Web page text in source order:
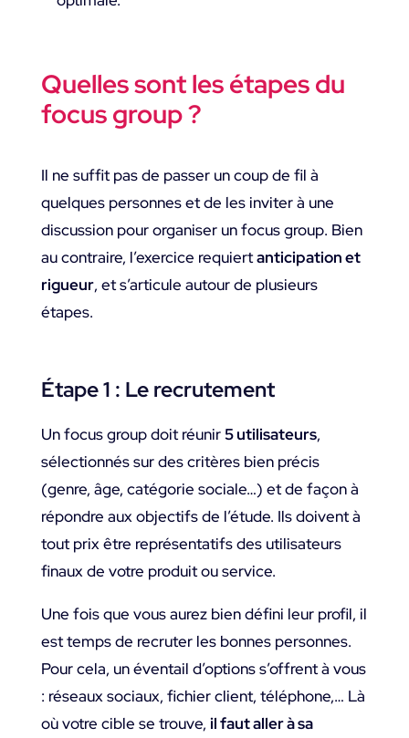
Quelles sont les étapes du
focus group ?
Il ne suffit pas de passer un coup de fil à
quelques personnes et de les inviter à une
discussion pour organiser un focus group. Bien
au contraire, l’exercice requiertanticipation et
rigueur, et s’articule autour de plusieurs
étapes.
Étape 1 : Le recrutement
Un focus group doit réunir5 utilisateurs,
sélectionnés sur des critères bien précis
(genre, âge, catégorie sociale…) et de façon à
répondre aux objectifs de l’étude. Ils doivent à
tout prix être représentatifs des utilisateurs
finaux de votre produit ou service.
Une fois que vous aurez bien défini leur profil, il
est temps de recruter les bonnes personnes.
Pour cela, un éventail d’options s’offrent à vous
: réseaux sociaux, fichier client, téléphone,… Là
où votre cible se trouve, il faut aller à sa